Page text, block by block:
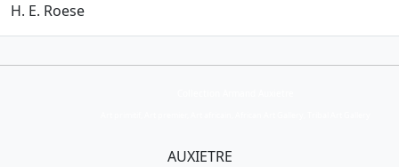
H. E. Roese
AUXIETRE